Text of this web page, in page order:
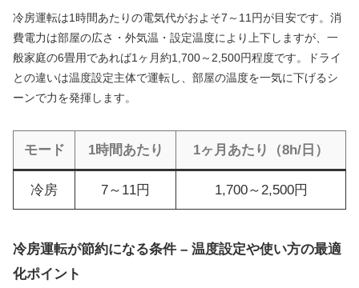
冷房運転は1時間あたりの電気代がおよそ7～11円が目安です。消
費電力は部屋の広さ・外気温・設定温度により上下しますが、一
般家庭の6畳用であれば1ヶ月約1,700～2,500円程度です。ドライ
との違いは温度設定主体で運転し、部屋の温度を一気に下げるシ
ーンで力を発揮します。
モード 1時間あたり 1ヶ月あたり（8h/日）
冷房 7～11円 1,700～2,500円
冷房運転が節約になる条件 – 温度設定や使い方の最適
化ポイント